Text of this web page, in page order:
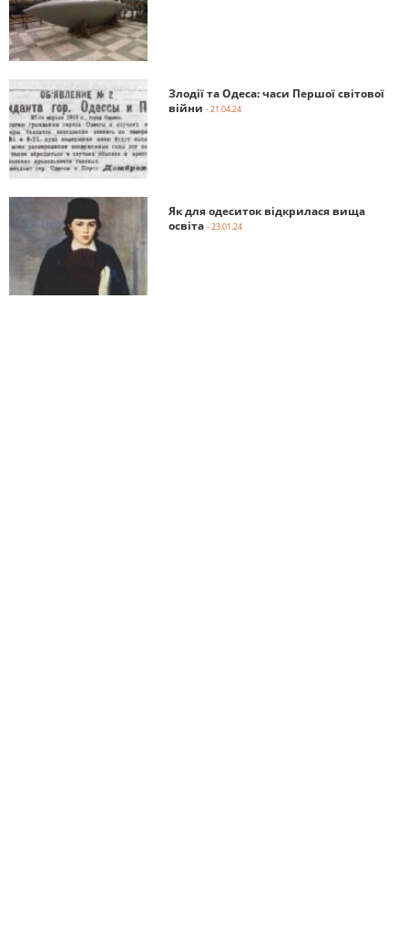
Злодії та Одеса: часи Першої світової
війни - 21.04.24
Як для одеситок відкрилася вища
освіта - 23.01.24